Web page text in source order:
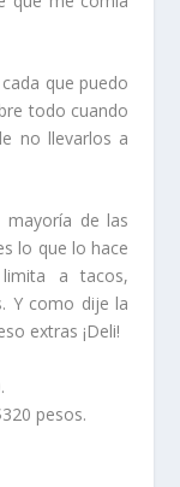
que puedo
todo cuando
no llevarlos a
mayoría de las
lo que lo hace
a tacos,
Y como dije la
extras ¡Deli!
pesos.